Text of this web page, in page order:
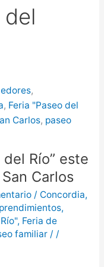
del
,
, Feria "Paseo del
Carlos, paseo
Río” este
Carlos
/ Concordia,
,
, Feria de
familiar/ /